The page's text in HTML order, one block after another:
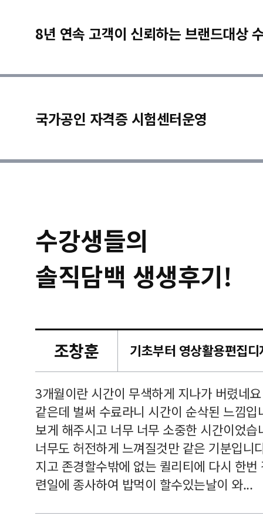
8년 연속 고객이 신뢰하는 브랜드대상
국가공인 자격증 시험센터운영
수강생들의
솔직담백 생생후기!
조창훈
3개월이란 시간이 무색하게 지나가 버렸네
같은데 벌써 수료라니 시간이 순삭된 느낌
보게 해주시고 너무 너무 소중한 시간이었
너무도 허전하게 느껴질것만 같은 기분입니
지고 존경할수밖에 없는 퀼리티에 다시 한
련일에 종사하여 밥먹이 할수있는날이 와...